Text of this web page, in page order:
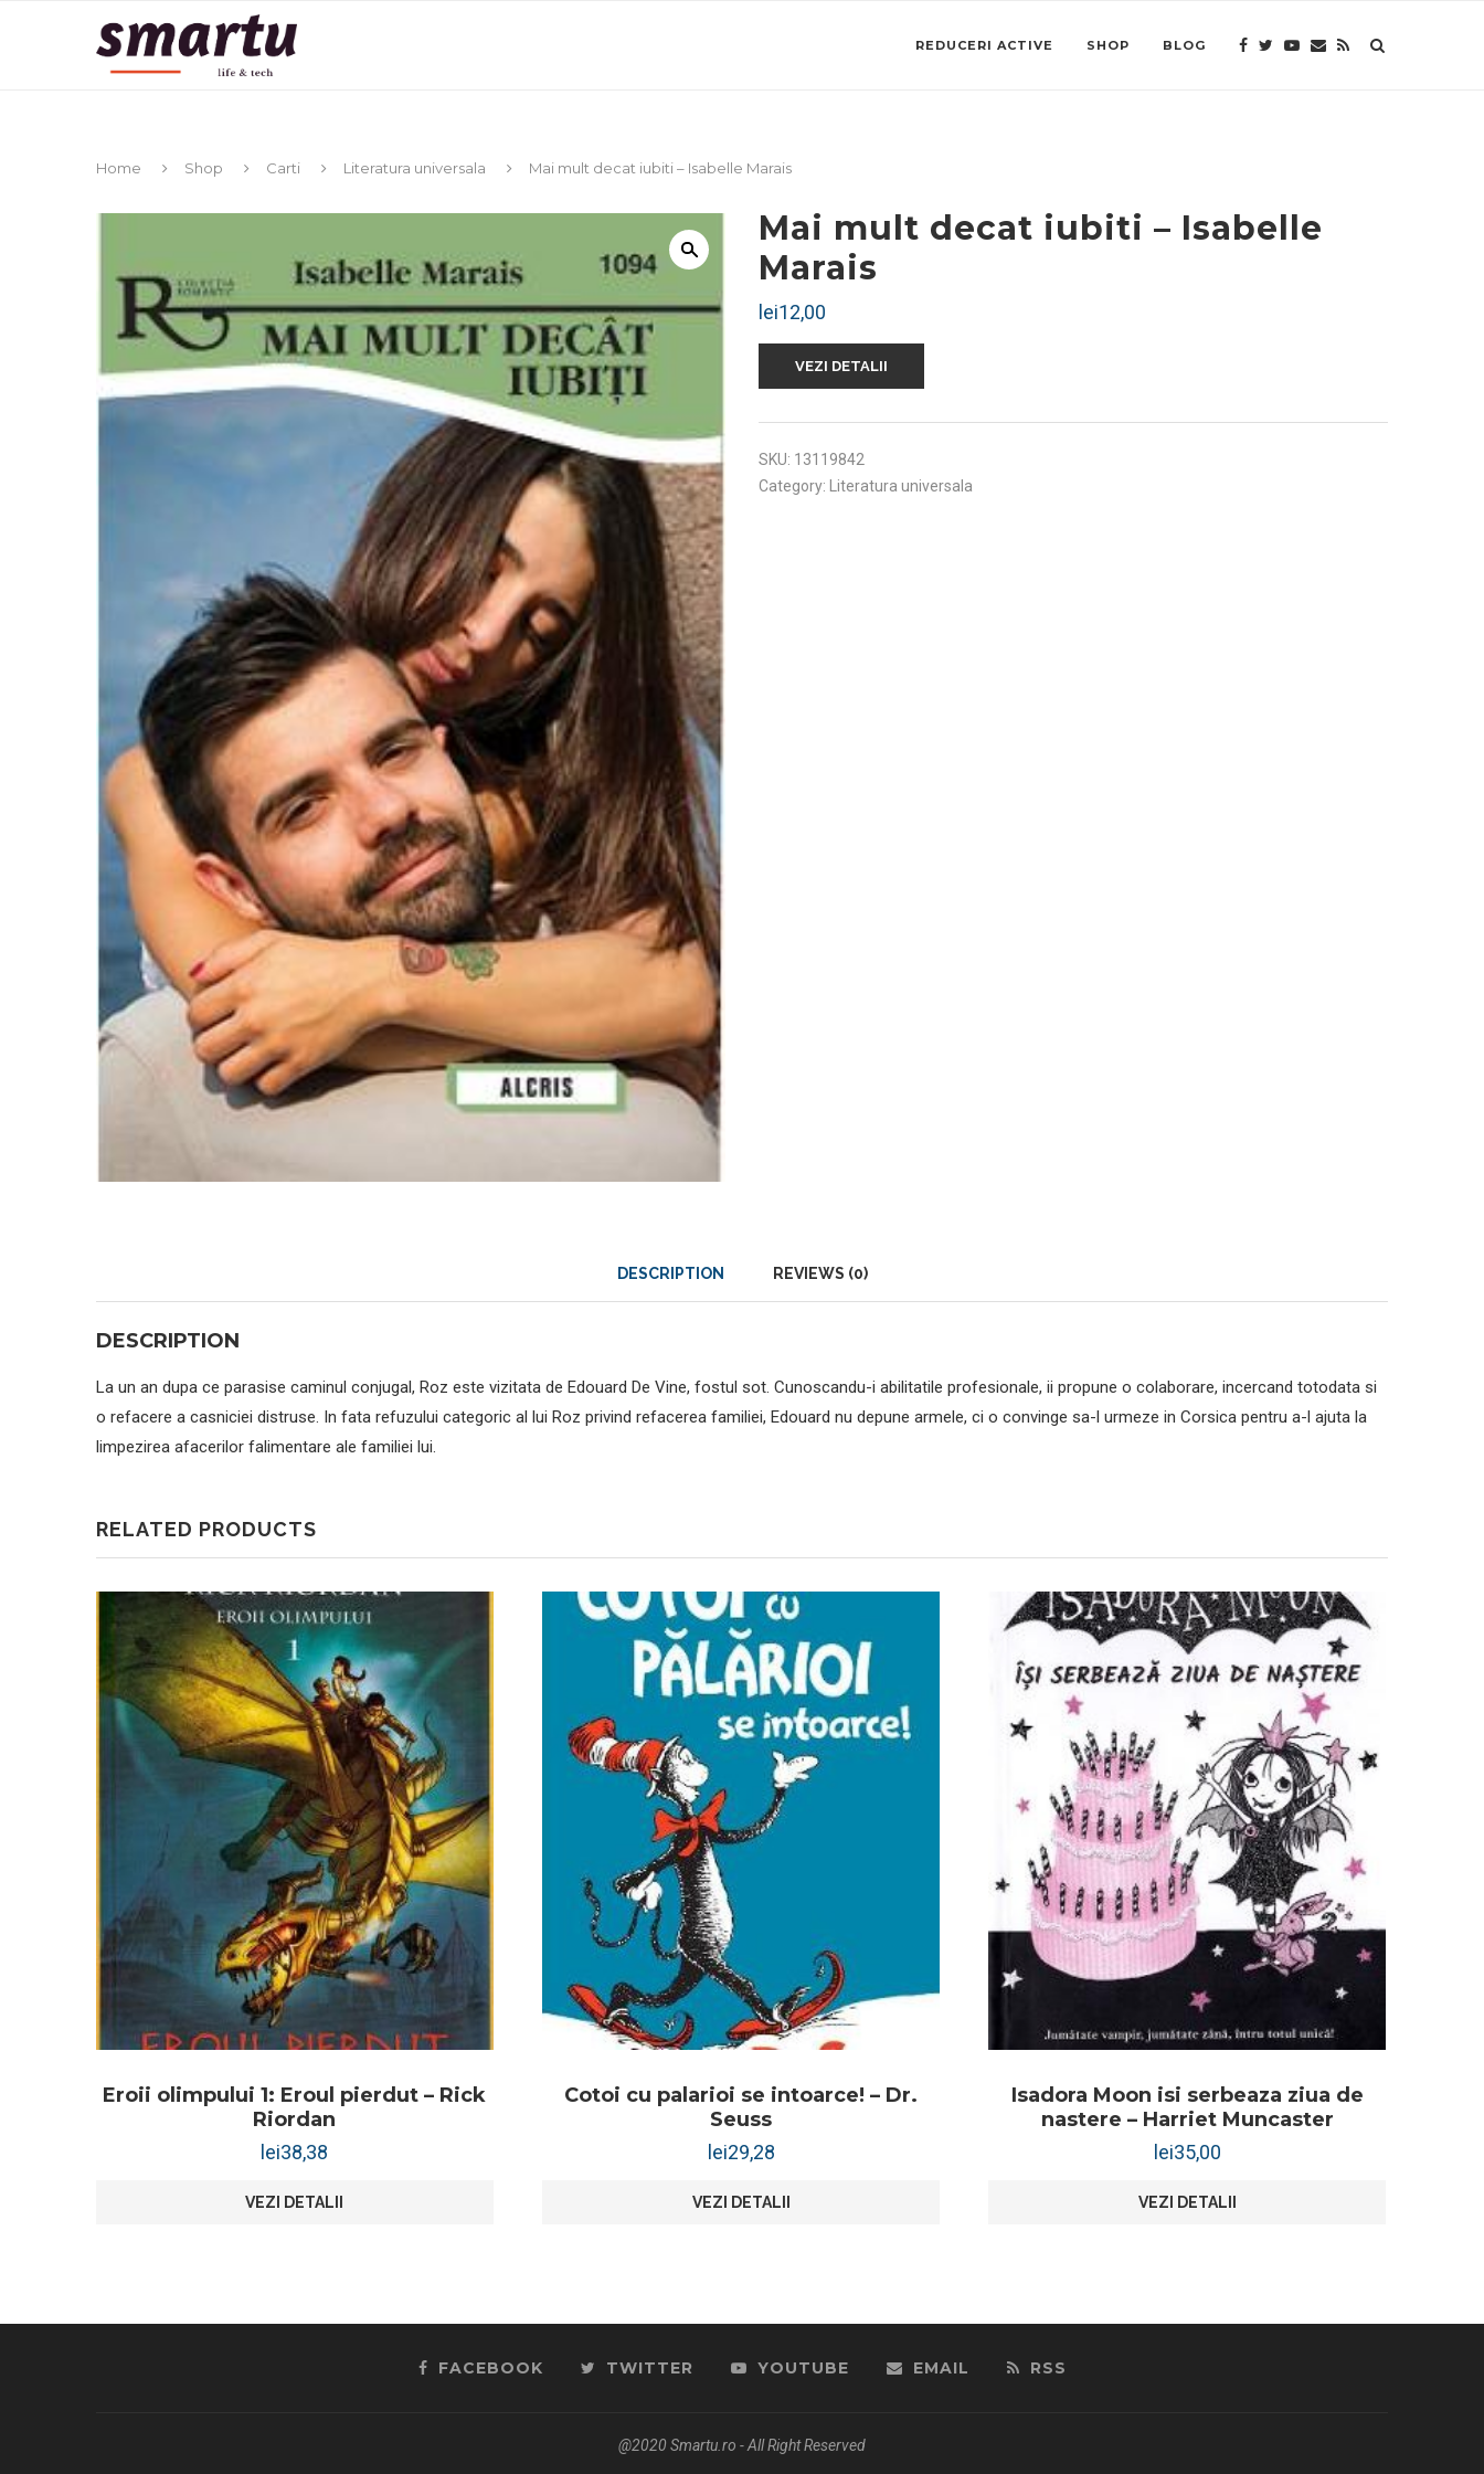
REDUCERI ACTIVE SHOP BLOG
Home Shop Carti Literatura universala Mai mult decat iubiti – Isabelle Marais
Mai mult decat iubiti – Isabelle
Marais
lei12,00
VEZI DETALII
SKU: 13119842
Category:
Literatura universala
DESCRIPTION REVIEWS (0)
DESCRIPTION
La un an dupa ce parasise caminul conjugal, Roz este vizitata de Edouard De Vine, fostul sot. Cunoscandu-i abilitatile profesionale, ii propune o colaborare, incercand totodata si
o refacere a casniciei distruse. In fata refuzului categoric al lui Roz privind refacerea familiei, Edouard nu depune armele, ci o convinge sa-l urmeze in Corsica pentru a-l ajuta la
limpezirea afacerilor falimentare ale familiei lui.
RELATED PRODUCTS
Eroii olimpului 1: Eroul pierdut – Rick
Riordan
lei38,38
VEZI DETALII
Cotoi cu palarioi se intoarce! – Dr.
Seuss
lei29,28
VEZI DETALII
Isadora Moon isi serbeaza ziua de
nastere – Harriet Muncaster
lei35,00
VEZI DETALII
FACEBOOK TWITTER YOUTUBE EMAIL RSS
@2020 Smartu.ro - All Right Reserved